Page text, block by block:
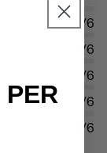
4/6
3/6
5/6
5/6
4/6
PER